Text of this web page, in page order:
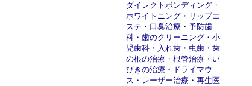
ダイレクトボンディング ・
ホワイトニング ・ リップエ
ステ ・ 口臭治療 ・ 予防歯
科 ・ 歯のクリーニング ・ 小
児歯科 ・ 入れ歯 ・ 虫歯 ・ 歯
の根の治療 ・ 根管治療 ・ い
びきの治療 ・ ドライマウ
ス ・ レーザー治療 ・ 再生医